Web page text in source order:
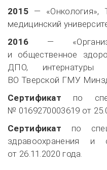
2015 — «Онкология»,
медицинский
2016 —
и общественное
ДПО,
ВО Тверской ГМУ
Сертификат по
№ 0169270003619 от
Сертификат по
здравоохранения и
от 26.11.2020 года.